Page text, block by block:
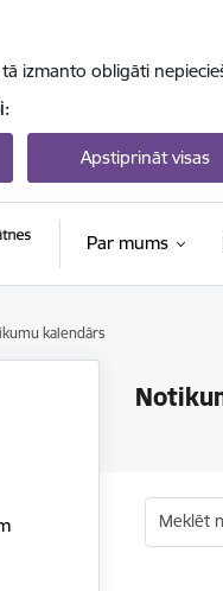
izmanto obligāti
Apstiprināt visas
Par mums
kalendārs
Meklēt